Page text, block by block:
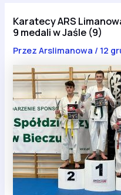
Karatecy ARS
9 medali w Jaśle (9)
PrzezArslimanowa / 12